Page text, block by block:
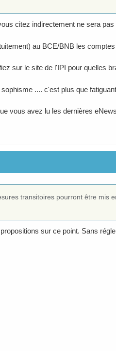
citez indirectement ne sera
au BCE/BNB les
sur le site de l'IPI pour quelles
.... c'est plus que
vous avez lu les dernières
transitoires pourront être mis
sur ce point. Sans